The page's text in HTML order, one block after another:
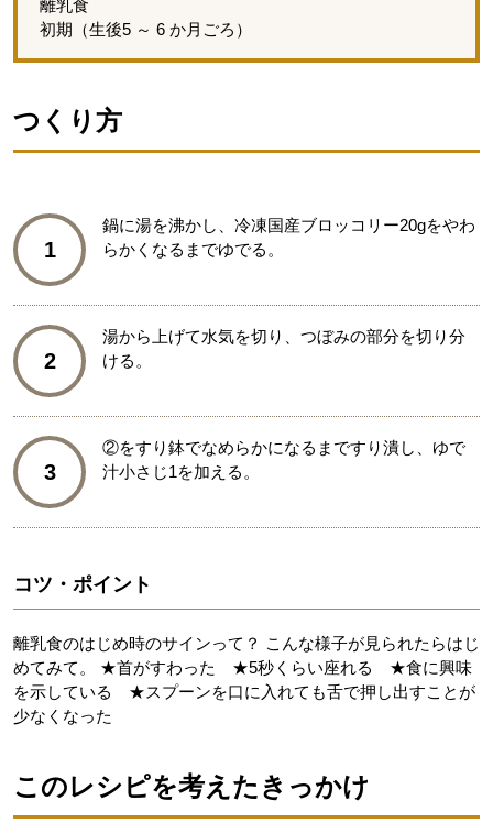
離乳食
初期（生後5 ～ 6 か月ごろ）
つくり方
1
鍋に湯を沸かし、冷凍国産ブロッコリー20gをやわ
らかくなるまでゆでる。
2
湯から上げて水気を切り、つぼみの部分を切り分
ける。
3
②をすり鉢でなめらかになるまですり潰し、ゆで
汁小さじ1を加える。
コツ・ポイント
離乳食のはじめ時のサインって？ こんな様子が見られたらはじ
めてみて。 ★首がすわった ★5秒くらい座れる ★食に興味
を示している ★スプーンを口に入れても舌で押し出すことが
少なくなった
このレシピを考えたきっかけ